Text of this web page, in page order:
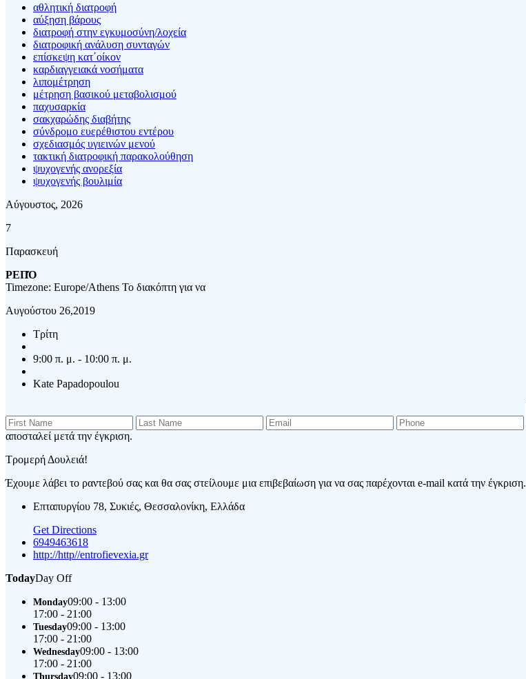
αθλητική διατροφή
αύξηση βάρους
διατροφή στην εγκυμοσύνη/λοχεία
διατροφική ανάλυση συνταγών
επίσκεψη κατ΄οίκον
καρδιαγγειακά νοσήματα
λιπομέτρηση
μέτρηση βασικού μεταβολισμού
παχυσαρκία
σακχαρώδης διαβήτης
σύνδρομο ευερέθιστου εντέρου
σχεδιασμός υγιεινών μενού
τακτική διατροφική παρακολούθηση
ψυχογενής ανορεξία
ψυχογενής βουλιμία
Αύγουστος, 2026
7
Παρασκευή
ΡΕΠΌ
Timezone: Europe/Athens Το διακόπτη για να
Αυγούστου 26,2019
Τρίτη
9:00 π. μ. - 10:00 π. μ.
Kate Papadopoulou
αποσταλεί μετά την έγκριση.
Τρομερή Δουλειά!
Έχουμε λάβει το ραντεβού σας και θα σας στείλουμε μια επιβεβαίωση για να σας παρέχονται e-mail κατά την έγκριση.
Επταπυργίου 78, Συκιές, Θεσσαλονίκη, Ελλάδα
Get Directions
6949463618
http://http//entrofievexia.gr
TodayDay Off
Monday09:00 - 13:00
17:00 - 21:00
Tuesday09:00 - 13:00
17:00 - 21:00
Wednesday09:00 - 13:00
17:00 - 21:00
Thursday09:00 - 13:00